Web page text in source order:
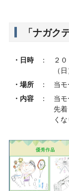
「ナガク
・日時 ：
２
（日
・場所
：
当
・内容
：
当
先着
く